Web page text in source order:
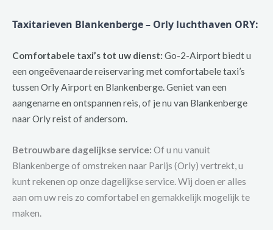
Taxitarieven Blankenberge – Orly luchthaven ORY:
Comfortabele taxi’s tot uw dienst: Go-2-Airport biedt u
een ongeëvenaarde reiservaring met comfortabele taxi’s
tussen Orly Airport en Blankenberge. Geniet van een
aangename en ontspannen reis, of je nu van Blankenberge
naar Orly reist of andersom.
Betrouwbare dagelijkse service: Of u nu vanuit
Blankenberge of omstreken naar Parijs (Orly) vertrekt, u
kunt rekenen op onze dagelijkse service. Wij doen er alles
aan om uw reis zo comfortabel en gemakkelijk mogelijk te
maken.